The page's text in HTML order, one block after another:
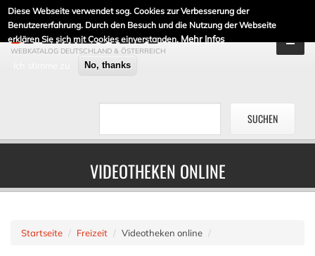
Diese Webseite verwendet sog. Cookies zur Verbesserung der
Benutzererfahrung. Durch den Besuch und die Nutzung der Webseite
erklären Sie sich mit Cookies einverstanden. Mehr Infos
No, thanks
DE-LINKLISTE.DE
WEBKATALOG DEUTSCHLAND & ÖSTERREICH
VIDEOTHEKEN ONLINE
Startseite Freizeit Videotheken online